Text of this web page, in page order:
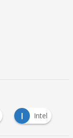
I Intel